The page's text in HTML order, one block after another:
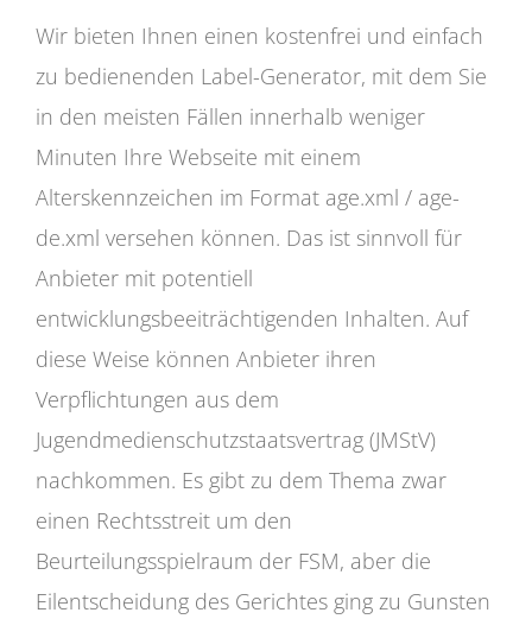
Wir bieten Ihnen einen kostenfrei und einfach
zu bedienenden Label-Generator, mit dem Sie
in den meisten Fällen innerhalb weniger
Minuten Ihre Webseite mit einem
Alterskennzeichen im Format age.xml / age-
de.xml versehen können. Das ist sinnvoll für
Anbieter mit potentiell
entwicklungsbeeiträchtigenden Inhalten. Auf
diese Weise können Anbieter ihren
Verpflichtungen aus dem
Jugendmedienschutzstaatsvertrag (JMStV)
nachkommen. Es gibt zu dem Thema zwar
einen Rechtsstreit um den
Beurteilungsspielraum der FSM, aber die
Eilentscheidung des Gerichtes ging zu Gunsten